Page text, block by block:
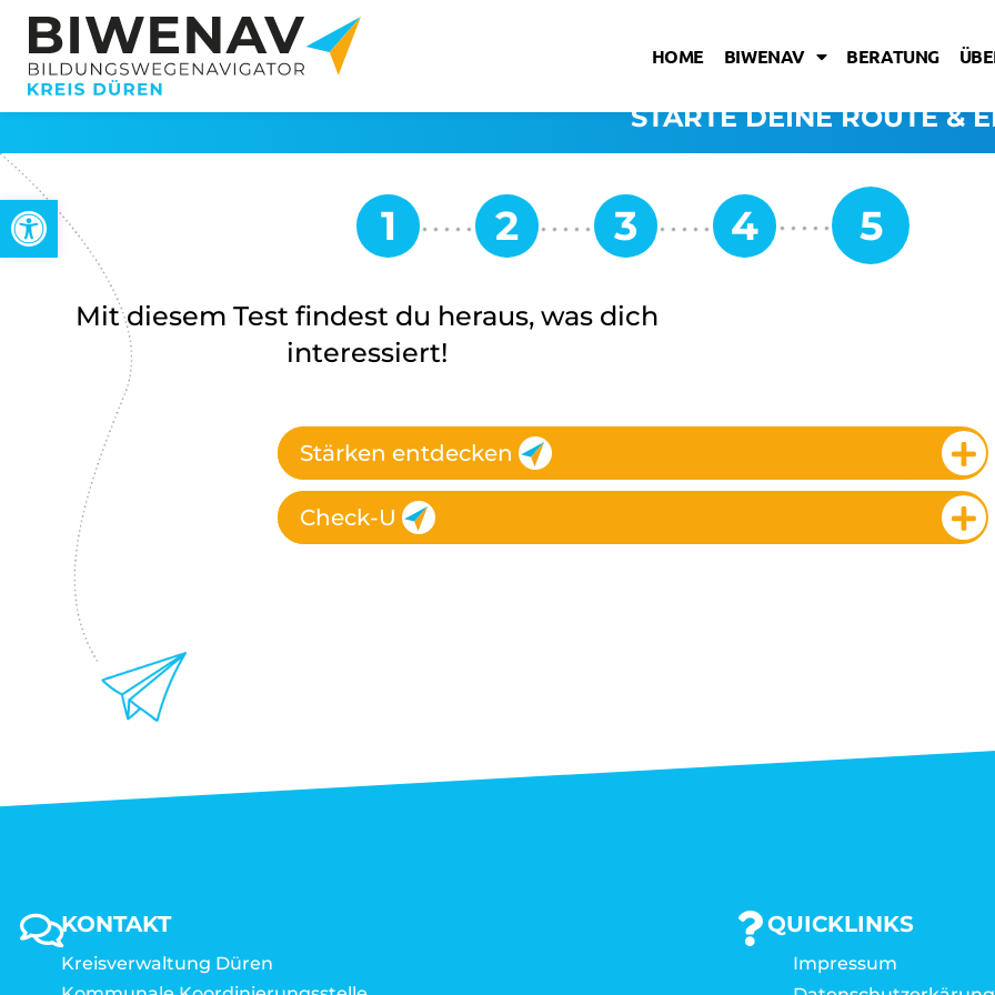
Werkzeugleiste öffnen
HOME BIWENAV BERATUNG
STARTE DEINE ROUTE &
Mit diesem Test findest du heraus, was dich
interessiert!
Stärken entdecken
Check-U
KONTAKT
Kreisverwaltung Düren
QUICKLINKS
Impressum